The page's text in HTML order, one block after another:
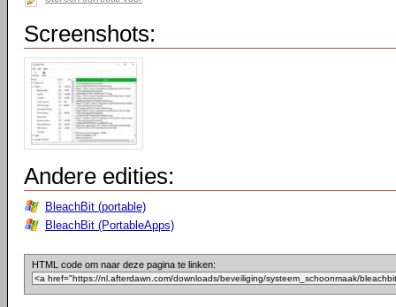
Screenshots:
Andere edities:
BleachBit (portable)
BleachBit (PortableApps)
HTML code om naar deze pagina te linken: